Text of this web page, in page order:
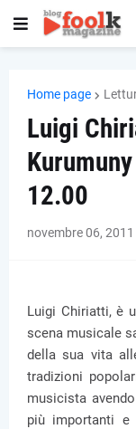
Home page
Luigi
12.00
novembre 06, 2011
Luigi Chiriatti, è
scena musicale
della sua vita
tradizioni
musicista
più importanti e